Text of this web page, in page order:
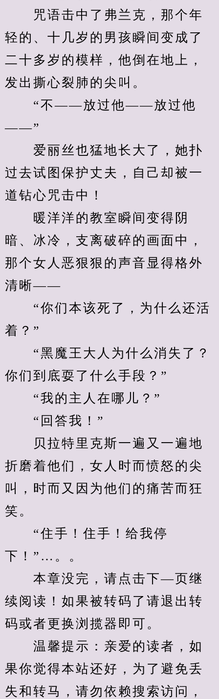
咒语击中了弗兰克，那个年
轻的、十几岁的男孩瞬间变成了
二十多岁的模样，他倒在地上，
发出撕心裂肺的尖叫。
“不——放过他——放过他
——”
爱丽丝也猛地长大了，她扑
过去试图保护丈夫，自己却被一
道钻心咒击中！
暖洋洋的教室瞬间变得阴
暗、冰冷，支离破碎的画面中，
那个女人恶狠狠的声音显得格外
清晰——
“你们本该死了，为什么还活
着？”
“黑魔王大人为什么消失了？
你们到底耍了什么手段？”
“我的主人在哪儿？”
“回答我！”
贝拉特里克斯一遍又一遍地
折磨着他们，女人时而愤怒的尖
叫，时而又因为他们的痛苦而狂
笑。
“住手！住手！给我停
下！”…。。
本章没完，请点击下—页继
续阅读！如果被转码了请退出转
码或者更换浏揽器即可。
温馨提示：亲爱的读者，如
果你觉得本站还好，为了避免丢
失和转马，请勿依赖搜索访问，